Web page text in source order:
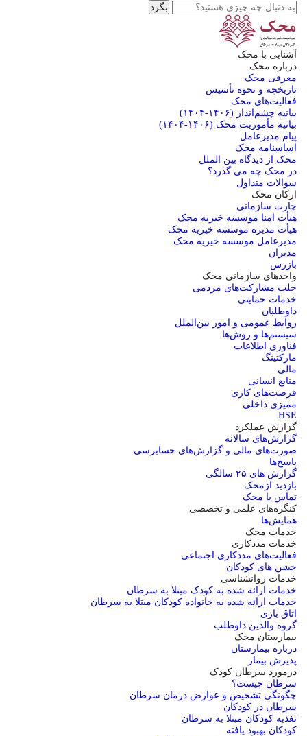
بگرد
آشنایی با محک
درباره محک
معرفی محک
تاریخچه و نحوه تأسیس
فعالیت‌های محک
بیانیه چشم‌انداز (۱۴۰۶-۱۴۰۴)
بیانیه مأموریت محک (۱۴۰۶-۱۴۰۴)
پیام مدیرعامل
اساسنامه محک
محک از دیدگاه بین الملل
در محک چه می گذرد؟
سوالات متداول
ارکان محک
چارت سازمانی
هیأت امنا موسسه خیریه محک
هیأت مدیره موسسه خیریه محک
مدیرعامل موسسه خیریه محک
مدیران
بازرس
واحدهای سازمانی محک
جلب مشارکت‌های مردمی
خدمات حمایتی
داوطلبان
روابط عمومی و امور بین‌الملل
سیستم‌ها و روش‌ها
فناوری اطلاعات
مارکتینگ
مالی
منابع انسانی
فرصت‌های کاری
ممیزی داخلی
HSE
گزارش عملکرد
گزارش‌های سالانه
صورت‌هاى مالی و گزارش‌هاى حسابرسی
پاسخ‌ها
گزارش های ۲۵ سالگی
بازدید ازمحک
تماس با محک
کنگره‌های علمی و تخصصی
همایش‌ها
خدمات محک
خدمات مددکاری
فعالیت‌های مددکاری اجتماعی
جشن های کودکان
خدمات روانشناسی
خدمات ارائه شده به کودک مبتلا به سرطان
خدمات ارائه شده به خانواده کودکان مبتلا به سرطان
اتاق بازی
گروه والدین داوطلب
بیمارستان محک
درباره بیمارستان
پذیرش بیمار
درمورد سرطان کودک
سرطان چیست؟
چگونگی تشخیص و عوارض درمان سرطان
سرطان در کودکان
تغذیه کودکان مبتلا به سرطان
کودکان بهبود یافته